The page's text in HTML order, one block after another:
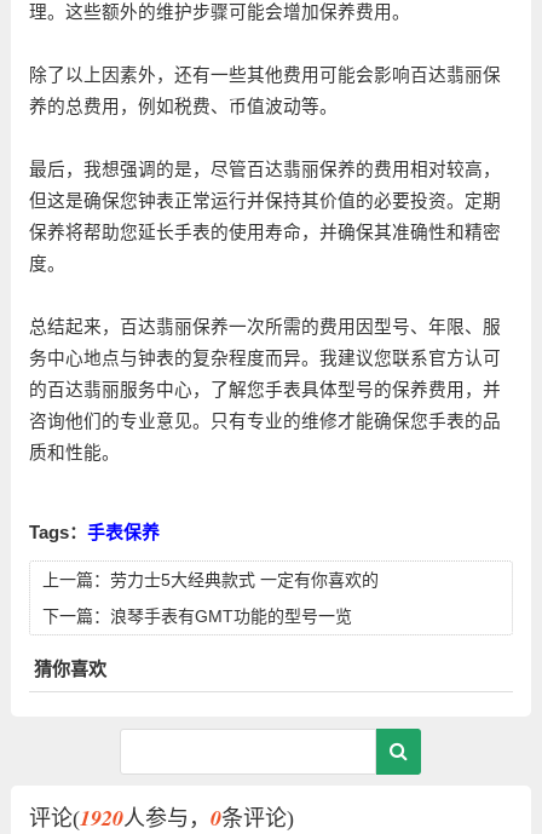
理。这些额外的维护步骤可能会增加保养费用。
除了以上因素外，还有一些其他费用可能会影响百达翡丽保
养的总费用，例如税费、币值波动等。
最后，我想强调的是，尽管百达翡丽保养的费用相对较高，
但这是确保您钟表正常运行并保持其价值的必要投资。定期
保养将帮助您延长手表的使用寿命，并确保其准确性和精密
度。
总结起来，百达翡丽保养一次所需的费用因型号、年限、服
务中心地点与钟表的复杂程度而异。我建议您联系官方认可
的百达翡丽服务中心，了解您手表具体型号的保养费用，并
咨询他们的专业意见。只有专业的维修才能确保您手表的品
质和性能。
Tags： 手表保养
上一篇： 劳力士5大经典款式 一定有你喜欢的
下一篇： 浪琴手表有GMT功能的型号一览
猜你喜欢
评论(1920人参与， 0条评论)